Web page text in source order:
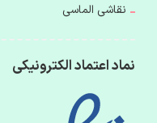
نقاشی الماسی
نماد اعتماد الکترونیکی